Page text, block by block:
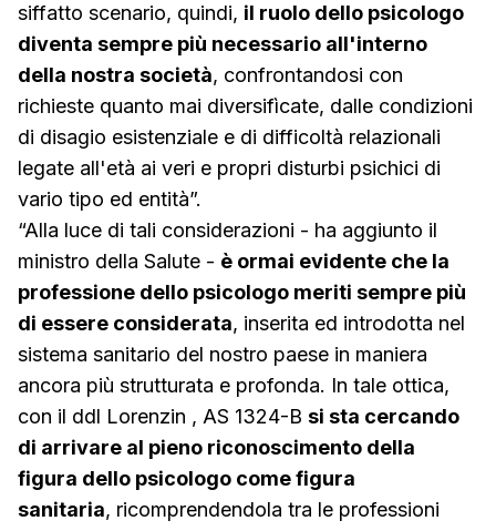
siffatto scenario, quindi, il ruolo dello psicologo
diventa sempre più necessario all'interno
della nostra società, confrontandosi con
richieste quanto mai diversifìcate, dalle condizioni
di disagio esistenziale e di difficoltà relazionali
legate all'età ai veri e propri disturbi psichici di
vario tipo ed entità”.
“Alla luce di tali considerazioni - ha aggiunto il
ministro della Salute - è ormai evidente che la
professione dello psicologo meriti sempre più
di essere considerata, inserita ed introdotta nel
sistema sanitario del nostro paese in maniera
ancora più strutturata e profonda. In tale ottica,
con il ddl Lorenzin , AS 1324-B si sta cercando
di arrivare al pieno riconoscimento della
figura dello psicologo come figura
sanitaria, ricomprendendola tra le professioni